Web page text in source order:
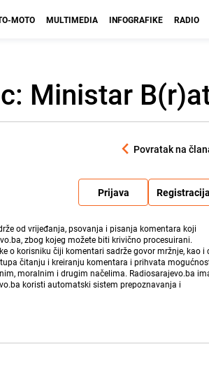
MOTO MULTIMEDIA INFOGRAFIKE RADIO
Ministar
Povratak na
Prijava Registracija
od vrijeđanja, psovanja i pisanja komentara koji
zbog kojeg možete biti krivično procesuirani.
o korisniku čiji komentari sadrže govor mržnje, kao i
čitanju i kreiranju komentara i prihvata
moralnim i drugim načelima. Radiosarajevo.ba
koristi automatski sistem prepoznavanja i